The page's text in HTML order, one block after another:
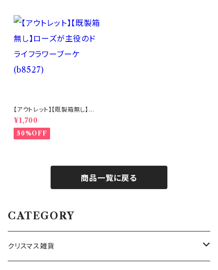
【アウトレット】【既製箱無し】ロ
ーズが主役のドライフラワーブ
ーケ (b8527)
¥1,700
50%OFF
商品一覧に戻る
CATEGORY
クリスマス雑貨